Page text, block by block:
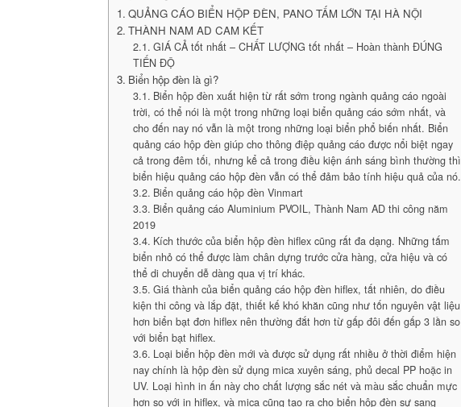
QUẢNG CÁO BIỂN HỘP ĐÈN, PANO TẤM LỚN TẠI HÀ NỘI
THÀNH NAM AD CAM KẾT
GIÁ CẢ tốt nhất – CHẤT LƯỢNG tốt nhất – Hoàn thành ĐÚNG
TIẾN ĐỘ
Biển hộp đèn là gì?
Biển hộp đèn xuất hiện từ rất sớm trong ngành quảng cáo ngoài
trời, có thể nói là một trong những loại biển quảng cáo sớm nhất, và
cho đến nay nó vẫn là một trong những loại biển phổ biến nhất. Biển
quảng cáo hộp đèn giúp cho thông điệp quảng cáo được nổi biệt ngay
cả trong đêm tối, nhưng kể cả trong điều kiện ánh sáng bình thường thì
biển hiệu quảng cáo hộp đèn vẫn có thể đảm bảo tính hiệu quả của nó.
Biển quảng cáo hộp đèn Vinmart
Biển quảng cáo Aluminium PVOIL, Thành Nam AD thi công năm
2019
Kích thước của biển hộp đèn hiflex cũng rất đa dạng. Những tấm
biển nhỏ có thể được làm chân dựng trước cửa hàng, cửa hiệu và có
thể di chuyển dễ dàng qua vị trí khác.
Giá thành của biển quảng cáo hộp đèn hiflex, tất nhiên, do điều
kiện thi công và lắp đặt, thiết kế khó khăn cũng như tốn nguyên vật liệu
hơn biển bạt đơn hiflex nên thường đắt hơn từ gấp đôi đến gấp 3 lần so
với biển bạt hiflex.
Loại biển hộp đèn mới và được sử dụng rất nhiều ở thời điểm hiện
nay chính là hộp đèn sử dụng mica xuyên sáng, phủ decal PP hoặc in
UV. Loại hình in ấn này cho chất lượng sắc nét và màu sắc chuẩn mực
hơn so với in hiflex, và mica cũng tạo ra cho biển hộp đèn sự sang